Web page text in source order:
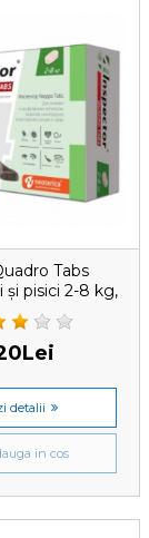
Tabs
și pisici 2-8 kg,
detalii
in cos